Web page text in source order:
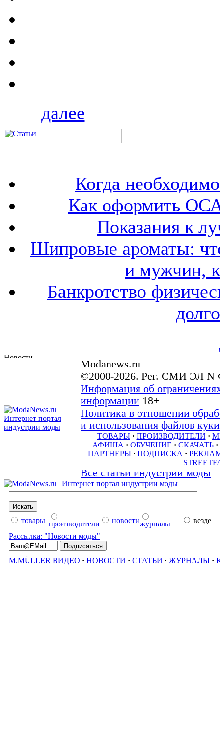
далее
Когда
Как оформить
Показания к
Шипровые ароматы:
и мужчин,
Банкротство
Modanews.ru
©2000-2026. Рег. СМИ ЭЛ N
Информация об
информации 18+
Политика в отношении
и использования файлов
ТОВАРЫ · ПРОИЗВОДИТЕЛИ ·
АФИША · ОБУЧЕНИЕ · СКАЧАТЬ ·
ПАРТНЕРЫ · ПОДПИСКА ·
Все статьи индустрии моды
товары производители новостижурналы
везде
Рассылка: "Новости моды"
M.MÜLLER ВИДЕО · НОВОСТИ · СТАТЬИ · ЖУРНАЛЫ ·